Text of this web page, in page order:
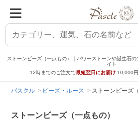
ストーンビーズ（一点もの）｜パワーストーンや誕生石
イト
12時までのご注文で最短翌日にお届け 10,000
パスクル ビーズ・ルース ストーンビーズ
ストーンビーズ（一点もの）